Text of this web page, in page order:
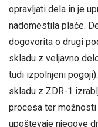
opravljati dela in je
nadomestila plače.
dogovorita o drugi
skladu z veljavno
tudi izpolnjeni
skladu z ZDR-1
procesa ter
upoštevaje njegove